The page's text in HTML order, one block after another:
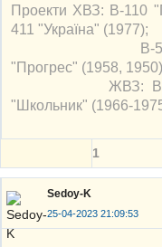
Проекти ХВЗ: В-110
411 "Україна" (1977);
В-541
"Прогрес" (1958, 1950)
ЖВЗ: В-849
"Школьник" (1966-
1
Sedoy-K
25-04-2023 21:09:53